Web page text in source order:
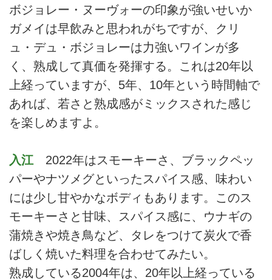
ボジョレー・ヌーヴォーの印象が強いせいか
ガメイは早飲みと思われがちですが、クリ
ュ・デュ・ボジョレーは力強いワインが多
く、熟成して真価を発揮する。これは20年以
上経っていますが、5年、10年という時間軸で
あれば、若さと熟成感がミックスされた感じ
を楽しめますよ。
入江 2022年はスモーキーさ、ブラックペッ
パーやナツメグといったスパイス感、味わい
には少し甘やかなボディもあります。このス
モーキーさと甘味、スパイス感に、ウナギの
蒲焼きや焼き鳥など、タレをつけて炭火で香
ばしく焼いた料理を合わせてみたい。
熟成している2004年は、20年以上経っている